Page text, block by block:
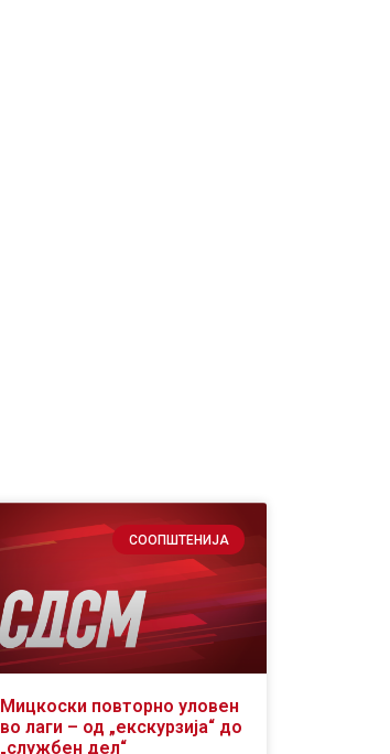
СООПШТЕНИЈА
Мицкоски повторно уловен
во лаги – од „екскурзија“ до
„службен дел“